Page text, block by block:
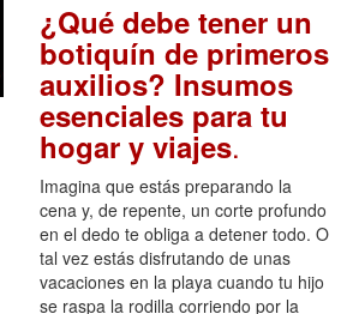
¿Qué debe tener un
botiquín de primeros
auxilios? Insumos
esenciales para tu
hogar y viajes.
Imagina que estás preparando la
cena y, de repente, un corte profundo
en el dedo te obliga a detener todo. O
tal vez estás disfrutando de unas
vacaciones en la playa cuando tu hijo
se raspa la rodilla corriendo por la